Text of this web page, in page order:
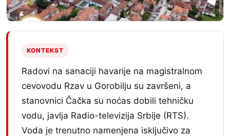
KONTEKST
Radovi na sanaciji havarije na magistralnom
cevovodu Rzav u Gorobilju su završeni, a
stanovnici Čačka su noćas dobili tehničku
vodu, javlja Radio-televizija Srbije (RTS).
Voda je trenutno namenjena isključivo za